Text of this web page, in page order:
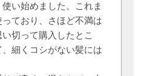
い始めました。これま
ており、さほど不満は
切って購入したとこ
細くコシがない髪には